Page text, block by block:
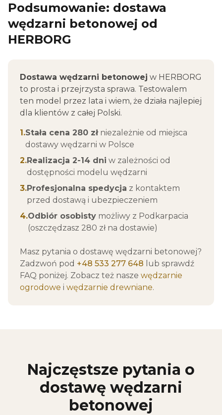
Podsumowanie: dostawa
wędzarni betonowej od
HERBORG
Dostawa wędzarni betonowej w HERBORG
to prosta i przejrzysta sprawa. Testowalem
ten model przez lata i wiem, że działa najlepiej
dla klientów z całej Polski.
1.Stała cena 280 złniezależnie od miejsca
dostawy wędzarni w Polsce
2.Realizacja 2-14 dni w zależności od
dostępności modelu wędzarni
3.Profesjonalna spedycja z kontaktem
przed dostawą i ubezpieczeniem
4.Odbiór osobisty możliwy z Podkarpacia
(oszczędzasz 280 zł na dostawie)
Masz pytania o dostawę wędzarni betonowej?
Zadzwoń pod +48 533 277 648 lub sprawdź
FAQ poniżej. Zobacz też nasze wędzarnie
ogrodowe i wędzarnie drewniane.
Najczęstsze pytania o
dostawę wędzarni
betonowej